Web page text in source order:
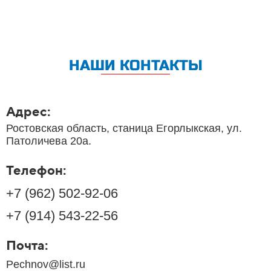
НАШИ КОНТАКТЫ
Адрес:
Ростовская область, станица Егорлыкская, ул.
Патоличева 20а.
Телефон:
+7 (962) 502-92-06
+7 (914) 543-22-56
Почта:
Pechnov@list.ru